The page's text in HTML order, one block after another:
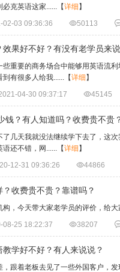
克英语这家...... 【详细 】
02-03 09:36:36 50113
果好不好？有没有老学员来
重要的商务场合中能够用英语流
有很多人给我...... 【详细 】
04-30 09:37:17 45145
钱？有人知道吗？收费贵不贵
几天我就没法继续学下去了，这
还不错，网...... 【详细 】
12-31 09:36:26 44866
收费贵不贵？靠谱吗？
，今天带大家老学员的评价，给
08-25 18:22:37 38207
学好不好？有人来说说？
跟着老板去见了一些外国客户，